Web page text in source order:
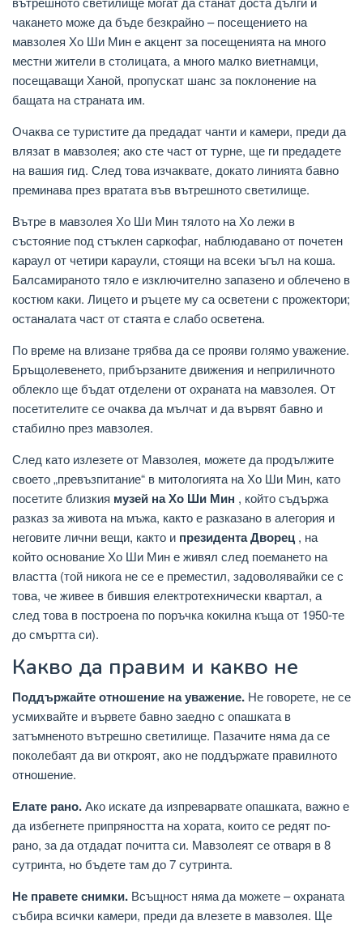
чакането може да бъде безкрайно – посещението на
мавзолея Хо Ши Мин е акцент за посещенията на много
местни жители в столицата, а много малко виетнамци,
посещаващи Ханой, пропускат шанс за поклонение на
бащата на страната им.
Очаква се туристите да предадат чанти и камери, преди да
влязат в мавзолея; ако сте част от турне, ще ги предадете
на вашия гид. След това изчаквате, докато линията бавно
преминава през вратата във вътрешното светилище.
Вътре в мавзолея Хо Ши Мин тялото на Хо лежи в
състояние под стъклен саркофаг, наблюдавано от почетен
караул от четири караули, стоящи на всеки ъгъл на коша.
Балсамираното тяло е изключително запазено и облечено в
костюм каки. Лицето и ръцете му са осветени с прожектори;
останалата част от стаята е слабо осветена.
По време на влизане трябва да се прояви голямо уважение.
Бръщолевенето, прибързаните движения и неприличното
облекло ще бъдат отделени от охраната на мавзолея. От
посетителите се очаква да мълчат и да вървят бавно и
стабилно през мавзолея.
След като излезете от Мавзолея, можете да продължите
своето „превъзпитание“ в митологията на Хо Ши Мин, като
посетите близкия музей на Хо Ши Мин , който съдържа
разказ за живота на мъжа, както е разказано в алегория и
неговите лични вещи, както и президента Дворец , на
който основание Хо Ши Мин е живял след поемането на
властта (той никога не се е преместил, задоволявайки се с
това, че живее в бившия електротехнически квартал, а
след това в построена по поръчка кокилна къща от 1950-те
до смъртта си).
Какво да правим и какво не
Поддържайте отношение на уважение. Не говорете, не се
усмихвайте и вървете бавно заедно с опашката в
затъмненото вътрешно светилище. Пазачите няма да се
поколебаят да ви откроят, ако не поддържате правилното
отношение.
Елате рано.Ако искате да изпреварвате опашката, важно е
да избегнете припряността на хората, които се редят по-
рано, за да отдадат почитта си. Мавзолеят се отваря в 8
сутринта, но бъдете там до 7 сутринта.
Не правете снимки. Всъщност няма да можете – охраната
събира всички камери, преди да влезете в мавзолея. Ще